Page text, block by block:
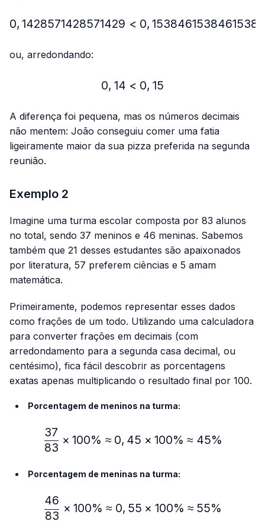
0,1428571428571429 <
0, 1428571428571429 < 0, 1538461538461538
ou, arredondando:
0,14 < 0,15
0, 14 < 0, 15
A diferença foi pequena, mas os números decimais
não mentem: João conseguiu comer uma fatia
ligeiramente maior da sua pizza preferida na segunda
reunião.
Exemplo 2
Imagine uma turma escolar composta por 83 alunos
no total, sendo 37 meninos e 46 meninas. Sabemos
também que 21 desses estudantes são apaixonados
por literatura, 57 preferem ciências e 5 amam
matemática.
Primeiramente, podemos representar esses dados
como frações de um todo. Utilizando uma calculadora
para converter frações em decimais (com
arredondamento para a segunda casa decimal, ou
centésimo), fica fácil descobrir as porcentagens
exatas apenas multiplicando o resultado final por 100.
Porcentagem de meninos na turma:
\frac{37}{83} × 100\%≈
83
37
× 100% ≈ 0, 45 × 100% ≈ 45%
Porcentagem de meninas na turma:
\frac{46}{83} × 100\%
83
46
× 100% ≈ 0, 55 × 100% ≈ 55%